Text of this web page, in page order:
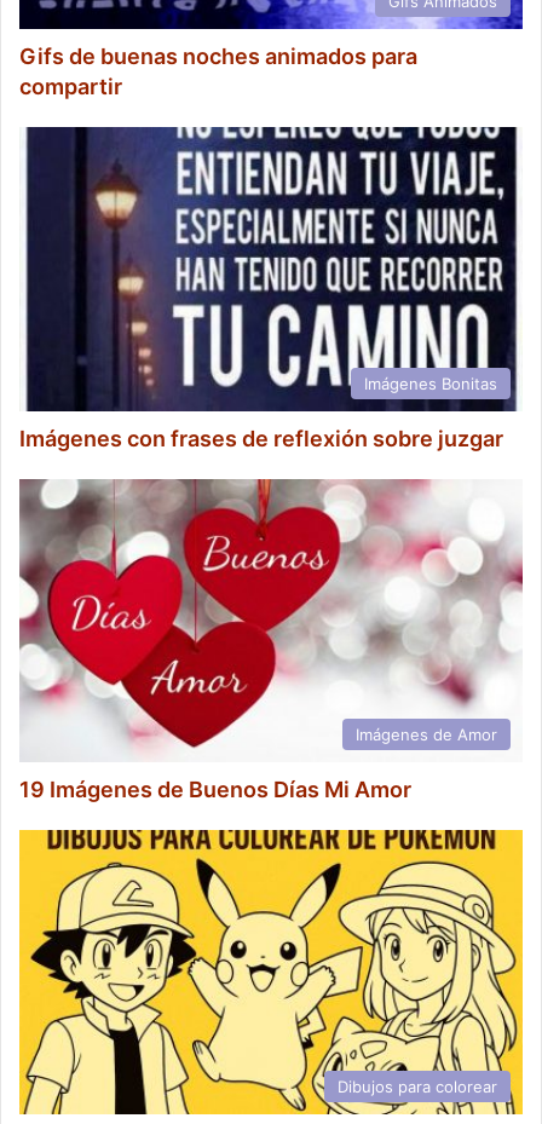
Gifs de buenas noches animados para
compartir
Imágenes Bonitas
Imágenes con frases de reflexión sobre juzgar
Imágenes de Amor
19 Imágenes de Buenos Días Mi Amor
Dibujos para colorear